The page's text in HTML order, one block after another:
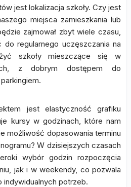
jest lokalizacja szkoły. Czy jest
miejsca zamieszkania lub
zajmował zbyt wiele czasu,
do regularnego uczęszczania na
szkoły mieszczące się w
z dobrym dostępem do
jest elastyczność grafiku
kursy w godzinach, które nam
możliwość dopasowania terminu
W dzisiejszych czasach
wybór godzin rozpoczęcia
jak i w weekendy, co pozwala
indywidualnych potrzeb.